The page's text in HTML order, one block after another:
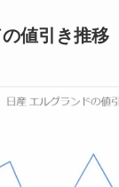
値引き推移